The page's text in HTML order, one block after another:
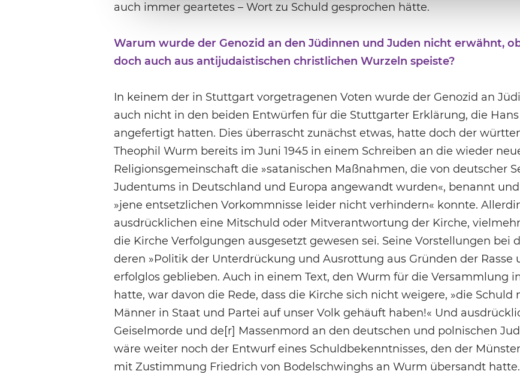
auch immer geartetes – Wort zu Schuld gesprochen hätte.
Warum wurde der Genozid an den Jüdinnen und Juden nicht erwähnt,
doch auch aus antijudaistischen christlichen Wurzeln speiste?
In keinem der in Stuttgart vorgetragenen Voten wurde der Genozid an
auch nicht in den beiden Entwürfen für die Stuttgarter Erklärung, die
angefertigt hatten. Dies überrascht zunächst etwas, hatte doch der
Theophil Wurm bereits im Juni 1945 in einem Schreiben an die wieder
Religionsgemeinschaft die »satanischen Maßnahmen, die von deutscher
Judentums in Deutschland und Europa angewandt wurden«, benannt
»jene entsetzlichen Vorkommnisse leider nicht verhindern« konnte.
ausdrücklichen eine Mitschuld oder Mitverantwortung der Kirche,
die Kirche Verfolgungen ausgesetzt gewesen sei. Seine Vorstellungen bei
deren »Politik der Unterdrückung und Ausrottung aus Gründen der Rasse
erfolglos geblieben. Auch in einem Text, den Wurm für die Versammlung
hatte, war davon die Rede, dass die Kirche sich nicht weigere, »die
Männer in Staat und Partei auf unser Volk gehäuft haben!« Und
Geiselmorde und de[r] Massenmord an den deutschen und polnischen
wäre weiter noch der Entwurf eines Schuldbekenntnisses, den der
mit Zustimmung Friedrich von Bodelschwinghs an Wurm übersandt